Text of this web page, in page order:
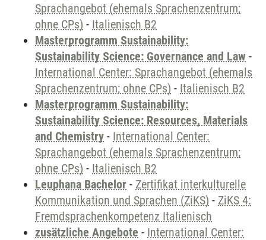
Sprachangebot (ehemals Sprachenzentrum;
ohne CPs) - Italienisch B2
Masterprogramm Sustainability:
Sustainability Science: Governance and Law -
International Center: Sprachangebot (ehemals
Sprachenzentrum; ohne CPs) - Italienisch B2
Masterprogramm Sustainability:
Sustainability Science: Resources, Materials
and Chemistry - International Center:
Sprachangebot (ehemals Sprachenzentrum;
ohne CPs) - Italienisch B2
Leuphana Bachelor - Zertifikat interkulturelle
Kommunikation und Sprachen (ZiKS) - ZiKS 4:
Fremdsprachenkompetenz Italienisch
zusätzliche Angebote - International Center: